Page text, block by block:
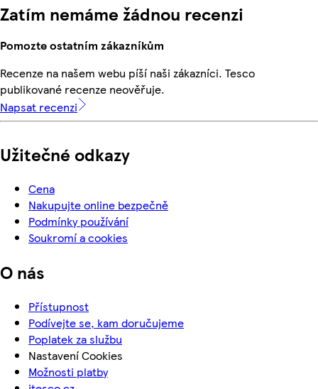
Zatím nemáme žádnou recenzi
Pomozte ostatním zákazníkům
Recenze na našem webu píší naši zákazníci. Tesco
publikované recenze neověřuje.
Napsat recenzi
Užitečné odkazy
Cena
Nakupujte online bezpečně
Podmínky používání
Soukromí a cookies
O nás
Přístupnost
Podívejte se, kam doručujeme
Poplatek za službu
Nastavení Cookies
Možnosti platby